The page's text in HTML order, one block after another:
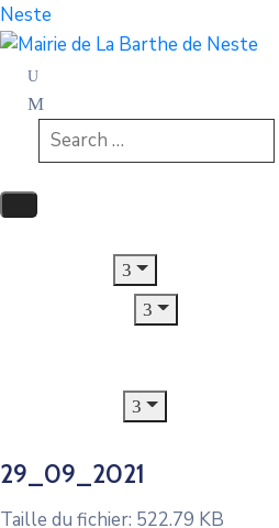
29_09_2021
Taille du fichier: 522.79 KB